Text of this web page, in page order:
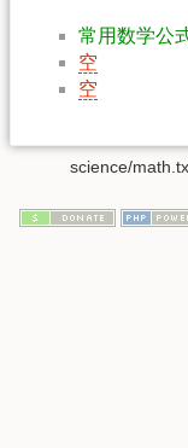
常用数学公
空
空
science/